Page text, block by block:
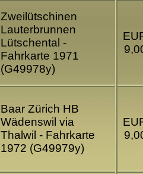
Zweilütschinen
Lauterbrunnen
Lütschental -
Fahrkarte 1971
(G49978y)
Baar Zürich HB
Wädenswil via
Thalwil - Fahrkarte
1972 (G49979y)